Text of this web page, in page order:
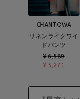
CHANTOWA
リネンライクワイ
ドパンツ
¥6,589
¥ 5,271